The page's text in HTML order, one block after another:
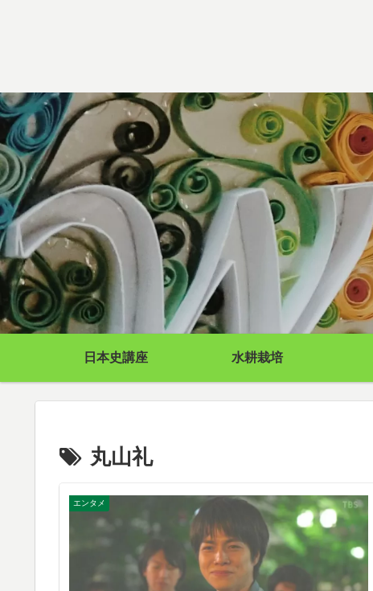
日本史講座 水耕栽培
丸山礼
エンタメ